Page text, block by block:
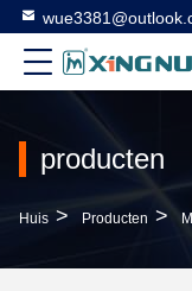
producten
Huis > Producten >